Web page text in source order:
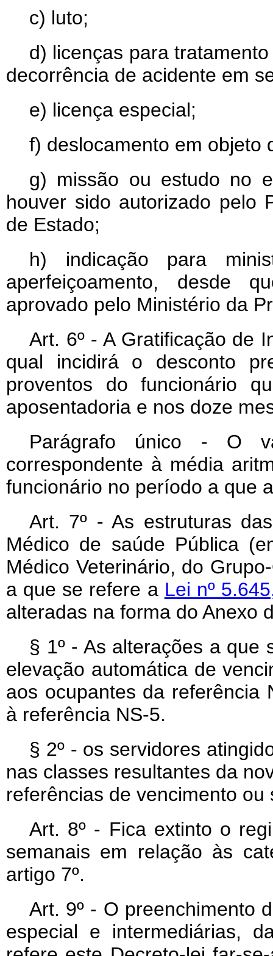
c) luto;
d) licenças para
decorrência de acidente em
e) licença especial;
f) deslocamento em objeto
g) missão ou estudo no
houver sido autorizado pelo
de Estado;
h) indicação para
aperfeiçoamento, desde
aprovado pelo Ministério da
Art. 6º - A Gratificação de
qual incidirá o desconto
proventos do funcionário
aposentadoria e nos doze
Parágrafo único - O
correspondente à média
funcionário no período a que
Art. 7º - As estruturas
Médico de saúde Pública
Médico Veterinário, do
a que se refere a Lei nº
alteradas na forma do Anexo
§ 1º - As alterações a que
elevação automática de
aos ocupantes da referência
à referência NS-5.
§ 2º - os servidores
nas classes resultantes da
referências de vencimento ou
Art. 8º - Fica extinto o
semanais em relação às
artigo 7º.
Art. 9º - O preenchimento
especial e intermediárias,